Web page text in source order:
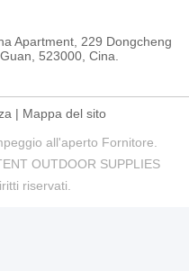
Apartment, 229 Dongcheng
523000, Cina.
| Mappa del sito
all'aperto Fornitore.
OUTDOOR SUPPLIES
riservati.